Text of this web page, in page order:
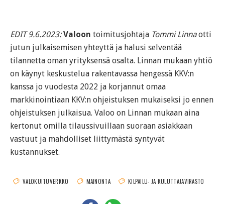
EDIT 9.6.2023: Valoon toimitusjohtaja Tommi Linnaotti
jutun julkaisemisen yhteyttä ja halusi selventää
tilannetta oman yrityksensä osalta. Linnan mukaan yhtiö
on käynyt keskustelua rakentavassa hengessä KKV:n
kanssa jo vuodesta 2022 ja korjannut omaa
markkinointiaan KKV:n ohjeistuksen mukaiseksi jo ennen
ohjeistuksen julkaisua. Valoo on Linnan mukaan aina
kertonut omilla tilaussivuillaan suoraan asiakkaan
vastuut ja mahdolliset liittymästä syntyvät
kustannukset.
VALOKUITUVERKKO MAINONTA KILPAILU- JA KULUTTAJAVIRASTO